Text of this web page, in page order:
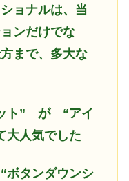
ョナルは、当
ンだけでな
まで、多大な
ト” が “アイ
大人気でした
タンダウンシ